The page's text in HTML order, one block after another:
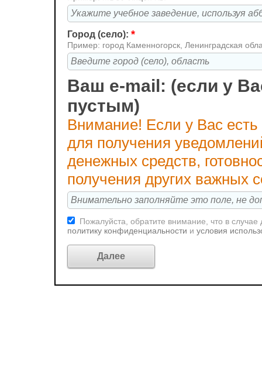
Город (село): *
Пример: город Каменногорск, Ленинградская
Ваш e-mail: (если у
пустым)
Внимание! Если у Вас
для получения
денежных средств,
получения других важных
Пожалуйста, обратите внимание, что в
политику конфиденциальности и условия